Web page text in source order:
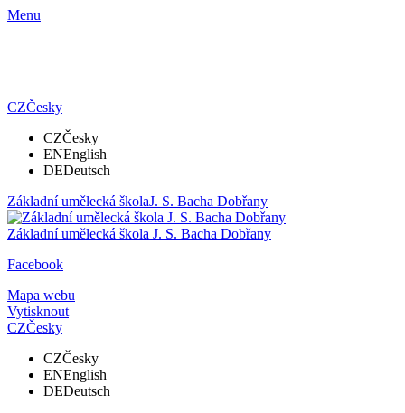
Menu
CZČesky
CZČesky
ENEnglish
DEDeutsch
Základní umělecká školaJ. S. Bacha Dobřany
Základní umělecká škola J. S. Bacha Dobřany
Facebook
Mapa webu
Vytisknout
CZČesky
CZČesky
ENEnglish
DEDeutsch